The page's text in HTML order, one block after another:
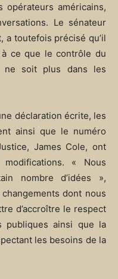
américains,
Le sénateur
a toutefois précisé qu’il
ce que le contrôle du
ne soit plus dans les
déclaration écrite, les
ainsi que le numéro
James Cole, ont
« Nous
nombre d’idées »,
dont nous
d’accroître le respect
ainsi que la
les besoins de la